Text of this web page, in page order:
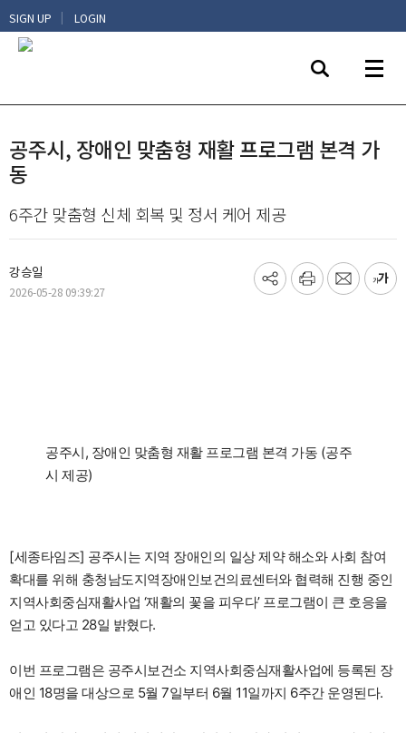
SIGN UP | LOGIN
공주시, 장애인 맞춤형 재활 프로그램 본격 가
동
6주간 맞춤형 신체 회복 및 정서 케어 제공
강승일
2026-05-28 09:39:27
기
프
메
글
공주시, 장애인 맞춤형 재활 프로그램 본격 가동 (공주
시 제공)
[세종타임즈] 공주시는 지역 장애인의 일상 제약 해소와 사회 참여
확대를 위해 충청남도지역장애인보건의료센터와 협력해 진행 중인
지역사회중심재활사업 ‘재활의 꽃을 피우다’ 프로그램이 큰 호응을
얻고 있다고 28일 밝혔다.
이번 프로그램은 공주시보건소 지역사회중심재활사업에 등록된 장
애인 18명을 대상으로 5월 7일부터 6월 11일까지 6주간 운영된다.